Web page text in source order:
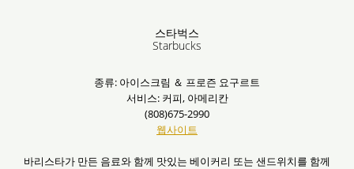
스타벅스
Starbucks
종류: 아이스크림 ＆ 프로즌 요구르트
서비스: 커피, 아메리칸
(808)675-2990
웹사이트
바리스타가 만든 음료와 함께 맛있는 베이커리 또는 샌드위치를 함께